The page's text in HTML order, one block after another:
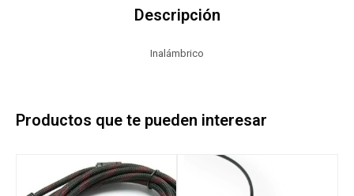
Descripción
Inalámbrico
Productos que te pueden interesar